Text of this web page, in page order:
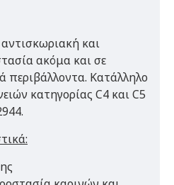
αντισκωριακή και
ακόμα και σε
περιβάλλοντα. Κατάλληλο
κατηγορίας C4 και C5